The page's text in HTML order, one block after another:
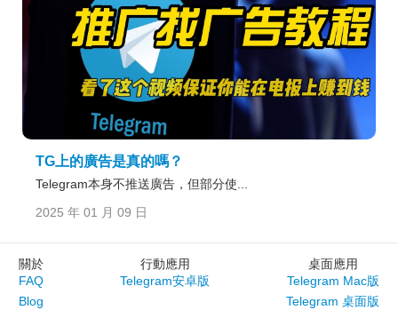
TG上的廣告是真的嗎？
Telegram本身不推送廣告，但部分使...
2025 年 01 月 09 日
關於
FAQ
Blog
行動應用
Telegram安卓版
桌面應用
Telegram Mac版
Telegram 桌面版